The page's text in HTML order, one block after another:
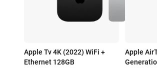
Apple Tv 4K (2022) WiFi +
Ethernet 128GB
Apple